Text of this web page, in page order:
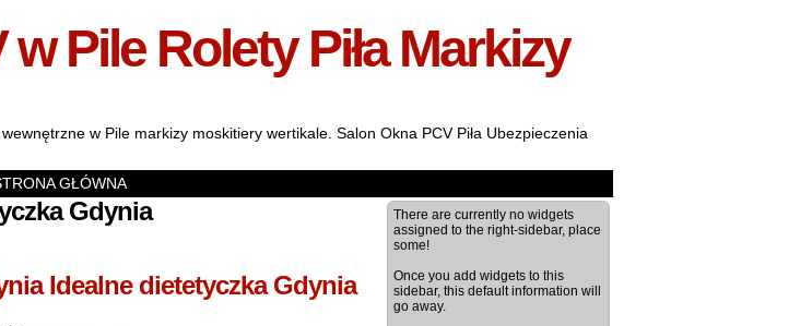
w Pile Rolety Piła Markizy
w Pile markizy moskitiery wertikale. Salon Okna PCV Piła Ubezpieczenia
GŁÓWNA
Gdynia
Idealne dietetyczka Gdynia
There are currently no widgets
assigned to the right-sidebar, place
some!
Once you add widgets to this
sidebar, this default information will
go away.